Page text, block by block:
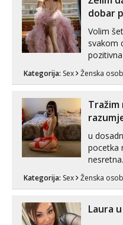
seksa,
dobar
Volim
svakom
može i
Kategorija: Sex Ženska
Tražim
u
pocetka
volim
tijelu
Kategorija: Sex Ženska
Laura